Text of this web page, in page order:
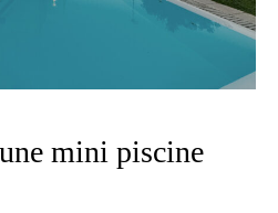
mini piscine